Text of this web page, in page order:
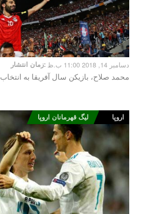
زمان انتشار: دسامبر 14, 2018 11:00 ب.ظ
محمد صلاح، بازیکن سال آفریقا به انتخاب BBC
اروپا لیگ قهرمانان اروپا